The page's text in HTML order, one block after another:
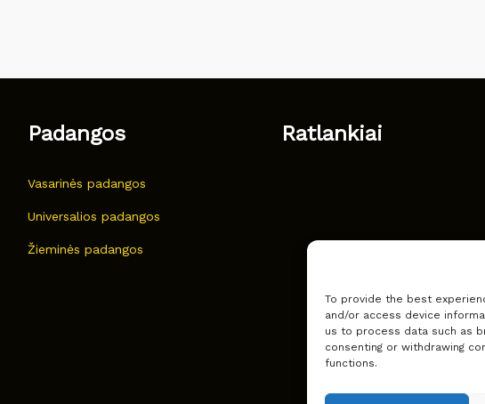
To provide the best
and/or access device
us to process data such as
consenting or withdrawing
functions.
Padangos
Vasarinės padangos
Universalios padangos
Žieminės padangos
Ratlankiai